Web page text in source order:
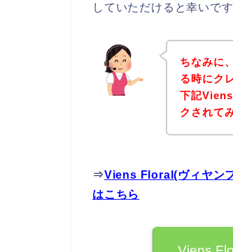
していただけると幸いです
ちなみに
る時にク
下記
クされて
⇒Viens Floral(ヴィヤン
はこちら